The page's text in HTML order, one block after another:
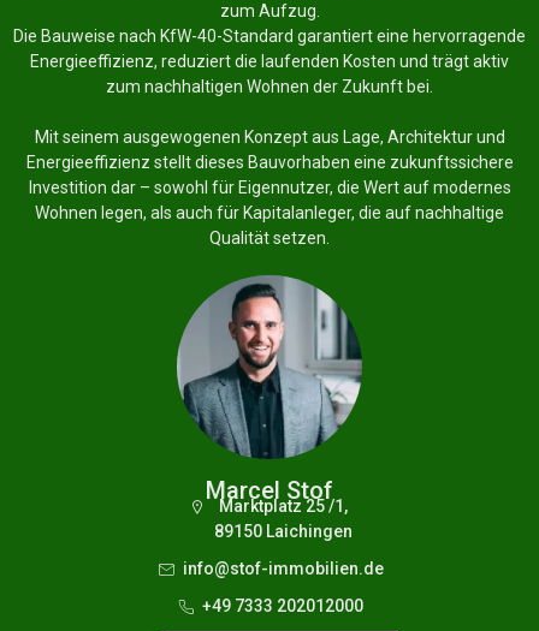
zum Aufzug.
Die Bauweise nach KfW-40-Standard garantiert eine hervorragende
Energieeffizienz, reduziert die laufenden Kosten und trägt aktiv
zum nachhaltigen Wohnen der Zukunft bei.
Mit seinem ausgewogenen Konzept aus Lage, Architektur und
Energieeffizienz stellt dieses Bauvorhaben eine zukunftssichere
Investition dar – sowohl für Eigennutzer, die Wert auf modernes
Wohnen legen, als auch für Kapitalanleger, die auf nachhaltige
Qualität setzen.
Marcel Stof
Marktplatz 25 /1,
89150 Laichingen
info@stof-immobilien.de
+49 7333 202012000